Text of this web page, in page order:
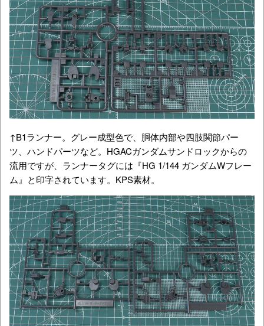
↑B1ランナー。グレー成型色で、胴体内部や四肢関節パー
ツ、ハンドパーツなど。HGACガンダムサンドロックからの
流用ですが、ランナータグには『HG 1/144 ガンダムWフレー
ム』と印字されています。KPS素材。